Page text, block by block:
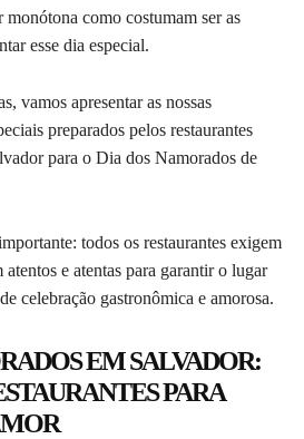
monótona como costumam ser as
esse dia especial.
vamos apresentar as nossas
preparados pelos restaurantes
para o Dia dos Namorados de
todos os restaurantes exigem
e atentas para garantir o lugar
celebração gastronômica e amorosa.
EM SALVADOR:
PARA